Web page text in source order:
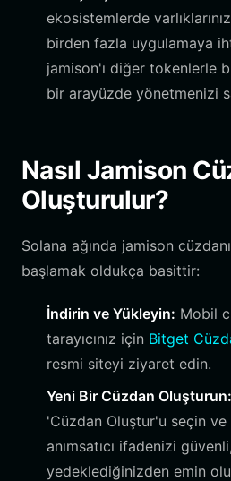
ekosistemlerde
birden fazla uygulamaya
jamison'ı diğer tokenlerle
bir arayüzde yönetmenizi
Nasıl Jamison
Oluşturulur?
Solana ağında jamison
başlamak oldukça basittir:
İndirin ve Yükleyin: Mobil
tarayıcınız için Bitget
resmi siteyi ziyaret edin.
Yeni Bir Cüzdan Oluşturun:
'Cüzdan Oluştur'u seçin
anımsatıcı ifadenizi
yedeklediğinizden emin